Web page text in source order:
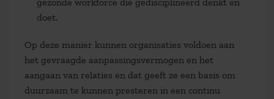
doet.
Op deze manier kunnen organisaties voldoen aan
het gevraagde aanpassingsvermogen en het
aangaan van relaties en dat geeft ze een basis om
duurzaam te kunnen presteren in een continu